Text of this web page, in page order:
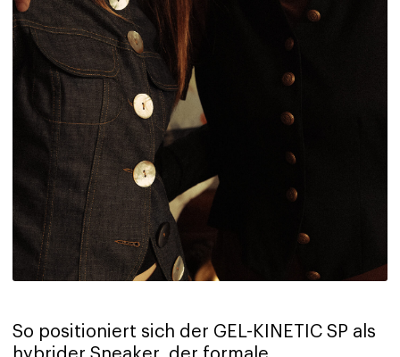
So positioniert sich der GEL-KINETIC SP als